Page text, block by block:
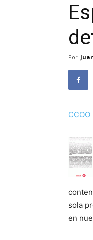
Por Juan
CCOO
sola
en